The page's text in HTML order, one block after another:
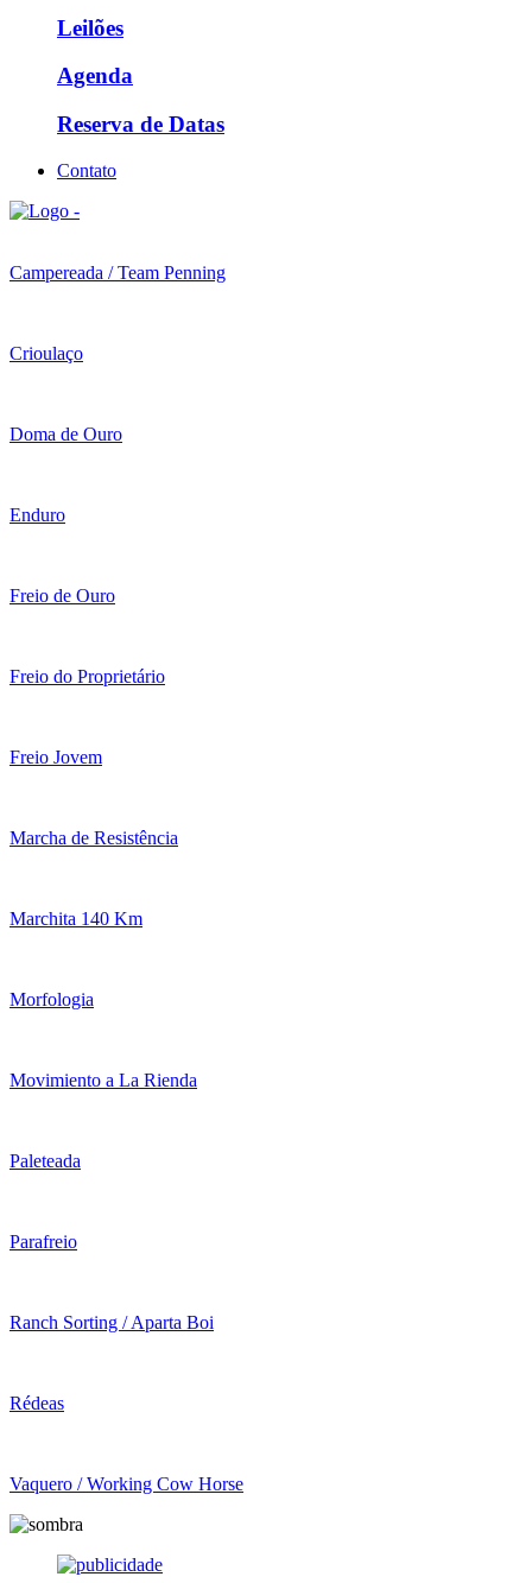
Leilões
Agenda
Reserva de Datas
Contato
Campereada / Team Penning
Crioulaço
Doma de Ouro
Enduro
Freio de Ouro
Freio do Proprietário
Freio Jovem
Marcha de Resistência
Marchita 140 Km
Morfologia
Movimiento a La Rienda
Paleteada
Parafreio
Ranch Sorting / Aparta Boi
Rédeas
Vaquero / Working Cow Horse